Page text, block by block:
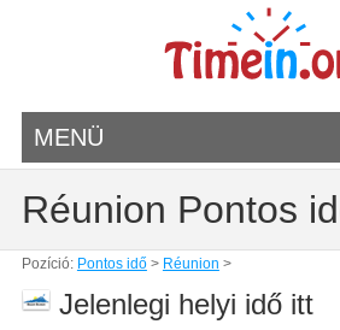
MENÜ
Réunion Pontos
Pozíció: Pontos idő> Réunion >
Jelenlegi helyi idő itt